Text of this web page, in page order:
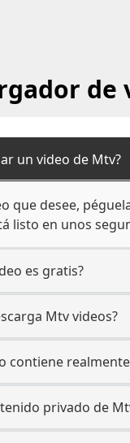
un video de Mtv?
que desee,
listo en unos
es gratis?
Mtv videos?
contiene
privado de